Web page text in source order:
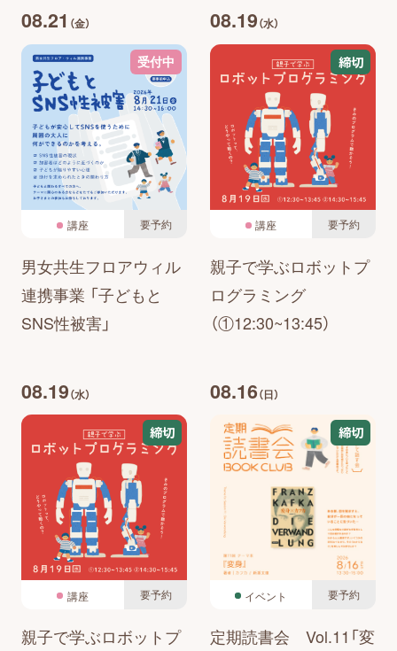
08.21 （金）
受付中
講座 要予約
男女共生フロアウィル
連携事業 「子どもと
SNS性被害」
08.19（水）
締切
講座 要予約
親子で学ぶロボットプ
ログラミング
（①12:30~13:45）
08.19（水）
締切
講座 要予約
親子で学ぶロボットプ
08.16（日）
締切
イベント 要予約
定期読書会 Vol.11「変